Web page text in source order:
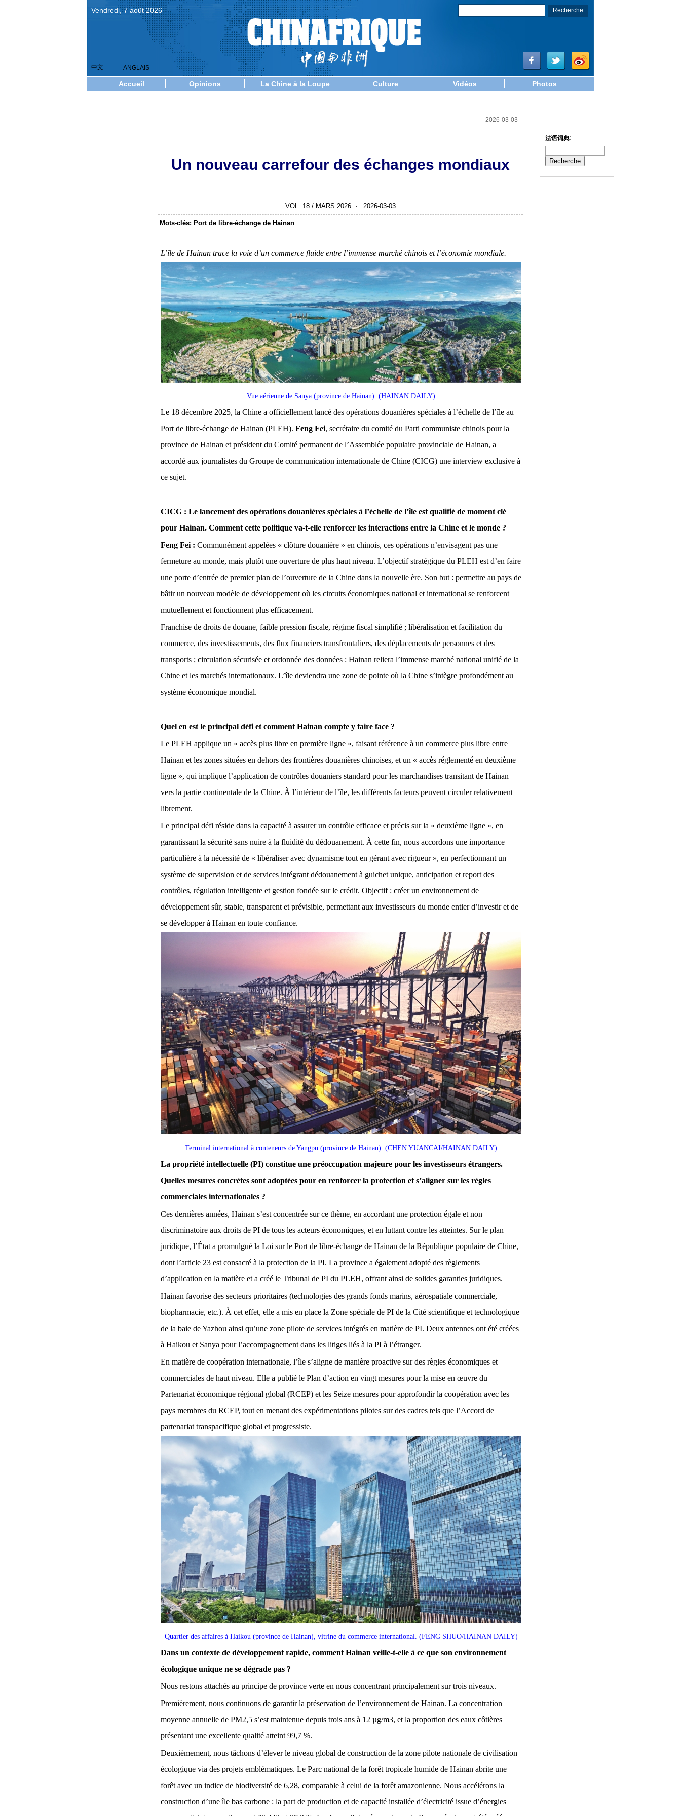
法语词典:
Vendredi, 7 août 2026
中文 ANGLAIS
Accueil Opinions La Chine à la Loupe Culture Vidéos Photos
2026-03-03
Un nouveau carrefour des échanges mondiaux
VOL. 18 / MARS 2026 · 2026-03-03
Mots-clés: Port de libre-échange de Hainan
L’île de Hainan trace la voie d’un commerce fluide entre l’immense marché chinois et l’économie mondiale.
Vue aérienne de Sanya (province de Hainan). (HAINAN DAILY)
Le 18 décembre 2025, la Chine a officiellement lancé des opérations douanières spéciales à l’échelle de l’île au
Port de libre-échange de Hainan (PLEH). Feng Fei, secrétaire du comité du Parti communiste chinois pour la
province de Hainan et président du Comité permanent de l’Assemblée populaire provinciale de Hainan, a
accordé aux journalistes du Groupe de communication internationale de Chine (CICG) une interview exclusive à
ce sujet.
CICG : Le lancement des opérations douanières spéciales à l’échelle de l’île est qualifié de moment clé
pour Hainan. Comment cette politique va-t-elle renforcer les interactions entre la Chine et le monde ?
Feng Fei : Communément appelées « clôture douanière » en chinois, ces opérations n’envisagent pas une
fermeture au monde, mais plutôt une ouverture de plus haut niveau. L’objectif stratégique du PLEH est d’en faire
une porte d’entrée de premier plan de l’ouverture de la Chine dans la nouvelle ère. Son but : permettre au pays de
bâtir un nouveau modèle de développement où les circuits économiques national et international se renforcent
mutuellement et fonctionnent plus efficacement.
Franchise de droits de douane, faible pression fiscale, régime fiscal simplifié ; libéralisation et facilitation du
commerce, des investissements, des flux financiers transfrontaliers, des déplacements de personnes et des
transports ; circulation sécurisée et ordonnée des données : Hainan reliera l’immense marché national unifié de la
Chine et les marchés internationaux. L’île deviendra une zone de pointe où la Chine s’intègre profondément au
système économique mondial.
Quel en est le principal défi et comment Hainan compte y faire face ?
Le PLEH applique un « accès plus libre en première ligne », faisant référence à un commerce plus libre entre
Hainan et les zones situées en dehors des frontières douanières chinoises, et un « accès réglementé en deuxième
ligne », qui implique l’application de contrôles douaniers standard pour les marchandises transitant de Hainan
vers la partie continentale de la Chine. À l’intérieur de l’île, les différents facteurs peuvent circuler relativement
librement.
Le principal défi réside dans la capacité à assurer un contrôle efficace et précis sur la « deuxième ligne », en
garantissant la sécurité sans nuire à la fluidité du dédouanement. À cette fin, nous accordons une importance
particulière à la nécessité de « libéraliser avec dynamisme tout en gérant avec rigueur », en perfectionnant un
système de supervision et de services intégrant dédouanement à guichet unique, anticipation et report des
contrôles, régulation intelligente et gestion fondée sur le crédit. Objectif : créer un environnement de
développement sûr, stable, transparent et prévisible, permettant aux investisseurs du monde entier d’investir et de
se développer à Hainan en toute confiance.
Terminal international à conteneurs de Yangpu (province de Hainan). (CHEN YUANCAI/HAINAN DAILY)
La propriété intellectuelle (PI) constitue une préoccupation majeure pour les investisseurs étrangers.
Quelles mesures concrètes sont adoptées pour en renforcer la protection et s’aligner sur les règles
commerciales internationales ?
Ces dernières années, Hainan s’est concentrée sur ce thème, en accordant une protection égale et non
discriminatoire aux droits de PI de tous les acteurs économiques, et en luttant contre les atteintes. Sur le plan
juridique, l’État a promulgué la Loi sur le Port de libre-échange de Hainan de la République populaire de Chine,
dont l’article 23 est consacré à la protection de la PI. La province a également adopté des règlements
d’application en la matière et a créé le Tribunal de PI du PLEH, offrant ainsi de solides garanties juridiques.
Hainan favorise des secteurs prioritaires (technologies des grands fonds marins, aérospatiale commerciale,
biopharmacie, etc.). À cet effet, elle a mis en place la Zone spéciale de PI de la Cité scientifique et technologique
de la baie de Yazhou ainsi qu’une zone pilote de services intégrés en matière de PI. Deux antennes ont été créées
à Haikou et Sanya pour l’accompagnement dans les litiges liés à la PI à l’étranger.
En matière de coopération internationale, l’île s’aligne de manière proactive sur des règles économiques et
commerciales de haut niveau. Elle a publié le Plan d’action en vingt mesures pour la mise en œuvre du
Partenariat économique régional global (RCEP) et les Seize mesures pour approfondir la coopération avec les
pays membres du RCEP, tout en menant des expérimentations pilotes sur des cadres tels que l’Accord de
partenariat transpacifique global et progressiste.
Quartier des affaires à Haikou (province de Hainan), vitrine du commerce international. (FENG SHUO/HAINAN DAILY)
Dans un contexte de développement rapide, comment Hainan veille-t-elle à ce que son environnement
écologique unique ne se dégrade pas ?
Nous restons attachés au principe de province verte en nous concentrant principalement sur trois niveaux.
Premièrement, nous continuons de garantir la préservation de l’environnement de Hainan. La concentration
moyenne annuelle de PM2,5 s’est maintenue depuis trois ans à 12 µg/m3, et la proportion des eaux côtières
présentant une excellente qualité atteint 99,7 %.
Deuxièmement, nous tâchons d’élever le niveau global de construction de la zone pilote nationale de civilisation
écologique via des projets emblématiques. Le Parc national de la forêt tropicale humide de Hainan abrite une
forêt avec un indice de biodiversité de 6,28, comparable à celui de la forêt amazonienne. Nous accélérons la
construction d’une île bas carbone : la part de production et de capacité installée d’électricité issue d’énergies